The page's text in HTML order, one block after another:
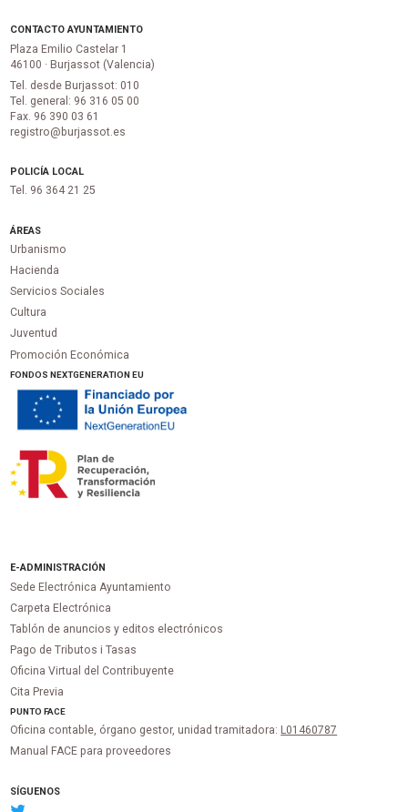
CONTACTO AYUNTAMIENTO
Plaza Emilio Castelar 1
46100 · Burjassot (Valencia)
Tel. desde Burjassot: 010
Tel. general: 96 316 05 00
Fax. 96 390 03 61
registro@burjassot.es
POLICÍA LOCAL
Tel. 96 364 21 25
ÁREAS
Urbanismo
Hacienda
Servicios Sociales
Cultura
Juventud
Promoción Económica
FONDOS NEXTGENERATION EU
E-ADMINISTRACIÓN
Sede Electrónica Ayuntamiento
Carpeta Electrónica
Tablón de anuncios y editos electrónicos
Pago de Tributos i Tasas
Oficina Virtual del Contribuyente
Cita Previa
PUNTOFACE
Oficina contable, órgano gestor, unidad tramitadora: L01460787
Manual FACE para proveedores
SÍGUENOS